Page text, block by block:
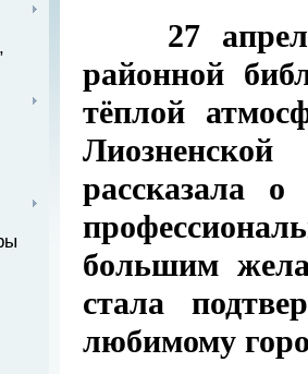
27 апреля,
районной
тёплой
рассказала о
большим
стала
любимому